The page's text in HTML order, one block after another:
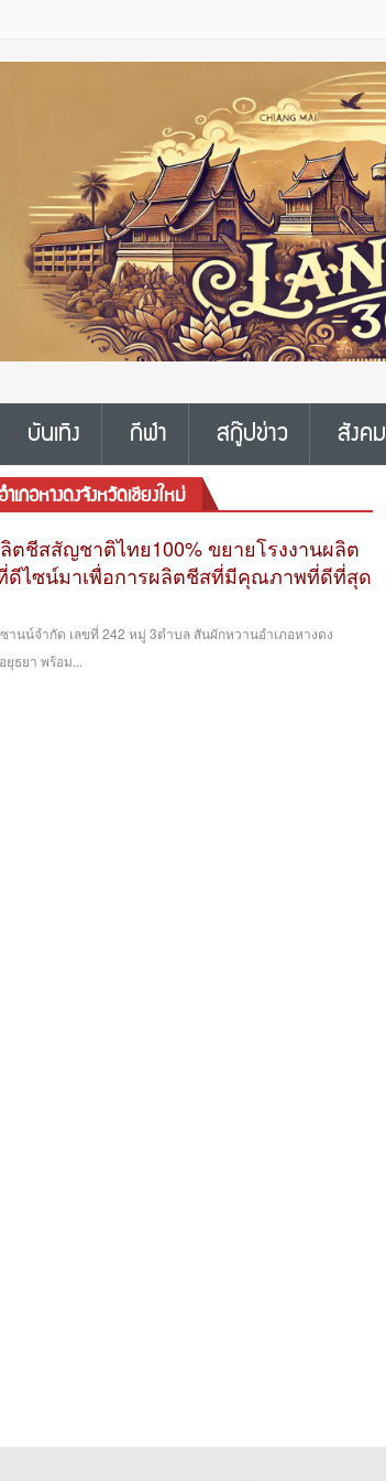
บันเทิง กีฬา สกู๊ปข่าว สังคม
อหางดงจังหวัดเชียงใหม่
ชีสสัญชาติไทย100% ขยายโรงงานผลิต
ดีไซน์มาเพื่อการผลิตชีสที่มีคุณภาพที่ดีที่สุด
านน์จำกัด เลขที่ 242 หมู่ 3ตำบล สันผักหวานอำเภอหางดง
ยุธยา พร้อม...